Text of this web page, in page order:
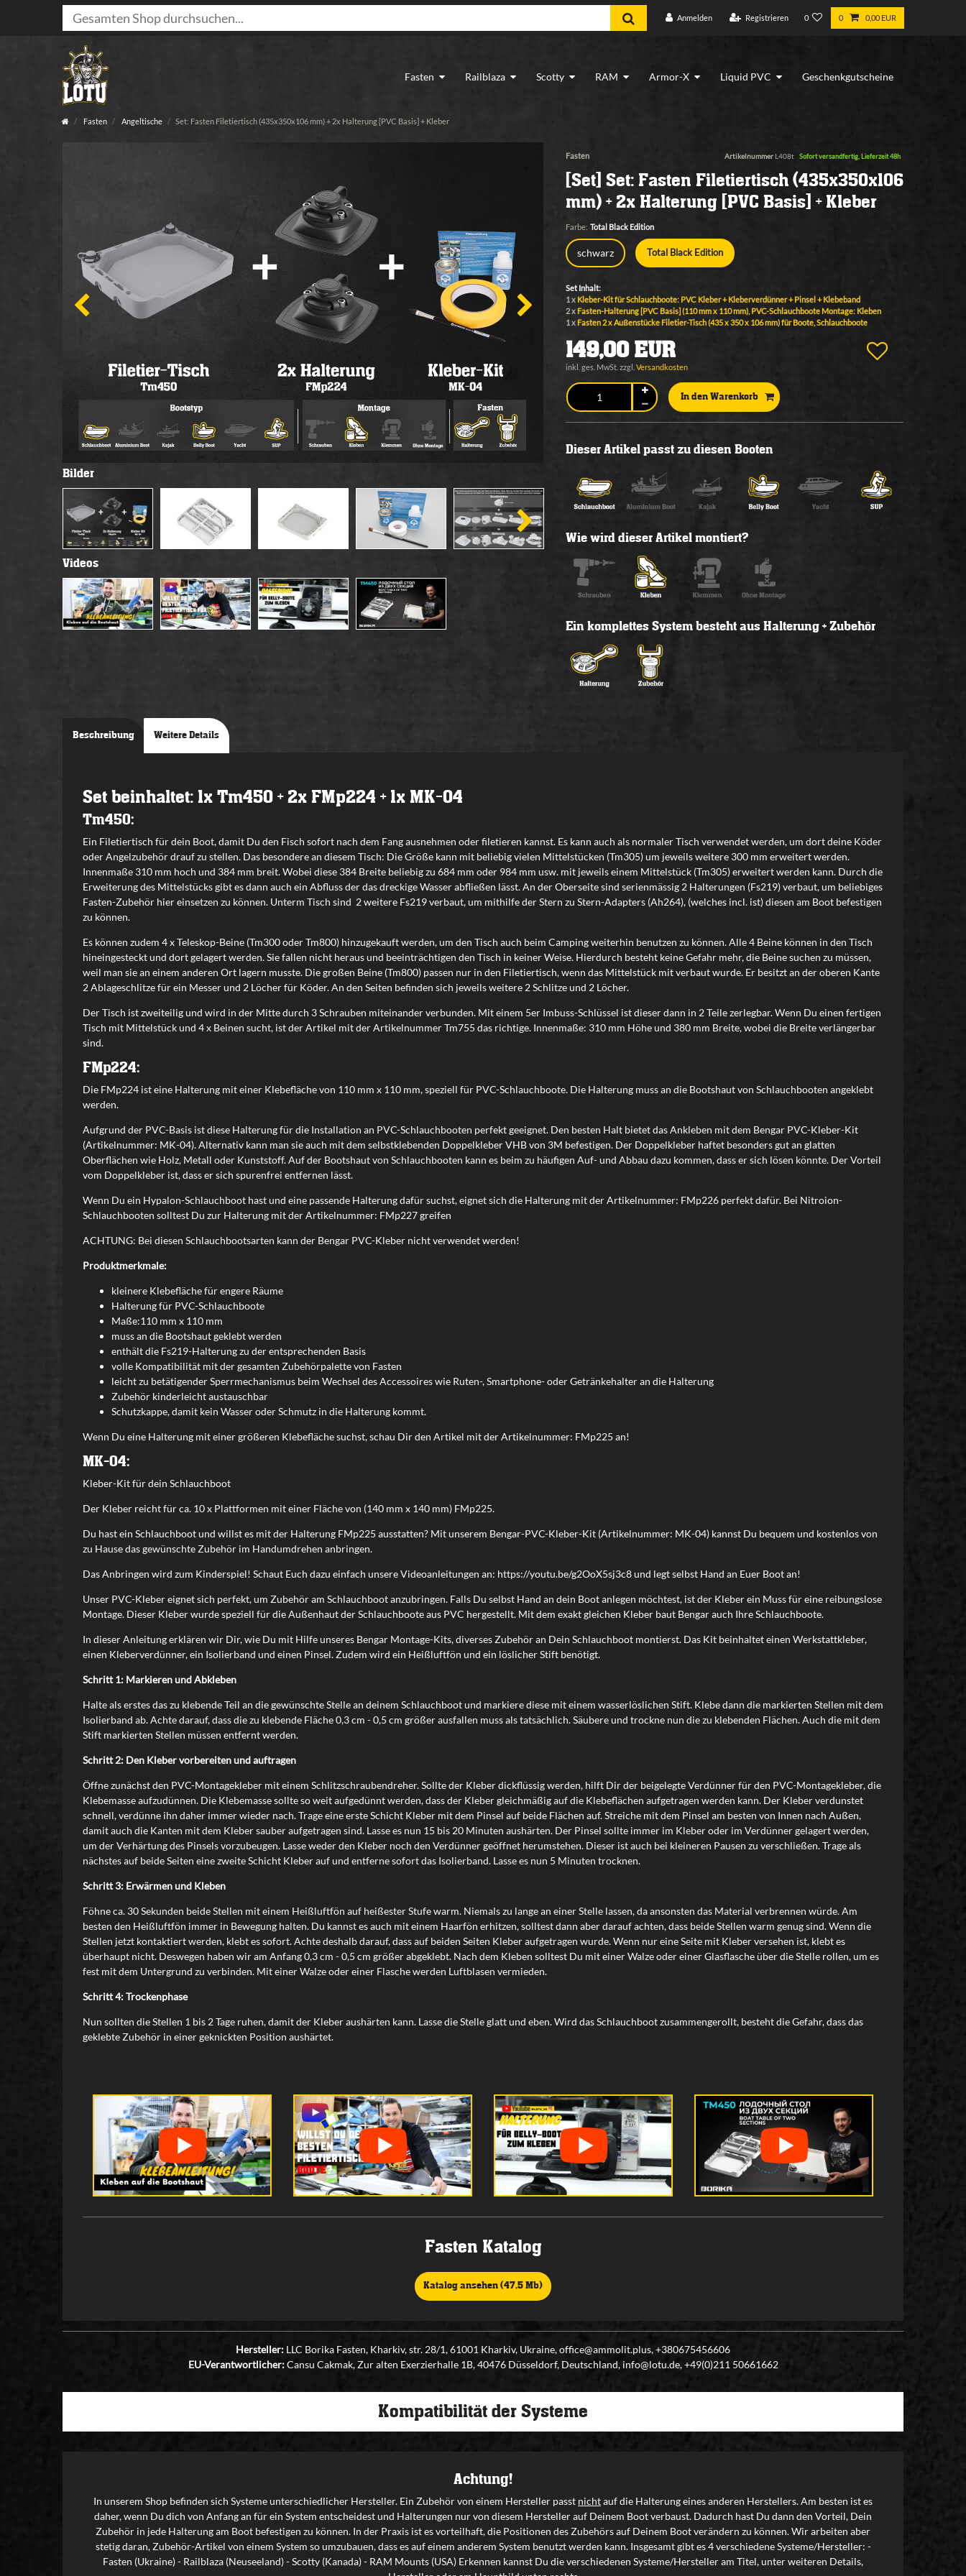
Anmelden Registrieren 0 0 0,00 EUR
Fasten Railblaza Scotty RAM Armor-X Liquid PVC Geschenkgutscheine
Fasten Angeltische Set: Fasten Filetiertisch (435x350x106 mm) + 2x Halterung [PVC Basis] + Kleber
Bilder
Videos
Fasten Artikelnummer L408t Sofort versandfertig, Lieferzeit 48h
[Set] Set: Fasten Filetiertisch (435x350x106
mm) + 2x Halterung [PVC Basis] + Kleber
Farbe: Total Black Edition
schwarz Total Black Edition
Set Inhalt:
1 x Kleber-Kit für Schlauchboote: PVC Kleber + Kleberverdünner + Pinsel + Klebeband
2 x Fasten-Halterung [PVC Basis] (110 mm x 110 mm), PVC-Schlauchboote Montage: Kleben
1 x Fasten 2 x Außenstücke Filetier-Tisch (435 x 350 x 106 mm) für Boote, Schlauchboote
149,00 EUR
inkl. ges. MwSt. zzgl. Versandkosten
In den Warenkorb
Dieser Artikel passt zu diesen Booten
Wie wird dieser Artikel montiert?
Ein komplettes System besteht aus Halterung + Zubehör
Beschreibung Weitere Details
Set beinhaltet: 1x Tm450 + 2x FMp224 + 1x MK-04
Tm450:
Ein Filetiertisch für dein Boot, damit Du den Fisch sofort nach dem Fang ausnehmen oder filetieren kannst. Es kann auch als normaler Tisch verwendet werden, um dort deine Köder
oder Angelzubehör drauf zu stellen. Das besondere an diesem Tisch: Die Größe kann mit beliebig vielen Mittelstücken (Tm305) um jeweils weitere 300 mm erweitert werden.
Innenmaße 310 mm hoch und 384 mm breit. Wobei diese 384 Breite beliebig zu 684 mm oder 984 mm usw. mit jeweils einem Mittelstück (Tm305) erweitert werden kann. Durch die
Erweiterung des Mittelstücks gibt es dann auch ein Abfluss der das dreckige Wasser abfließen lässt. An der Oberseite sind serienmässig 2 Halterungen (Fs219) verbaut, um beliebiges
Fasten-Zubehör hier einsetzen zu können. Unterm Tisch sind 2 weitere Fs219 verbaut, um mithilfe der Stern zu Stern-Adapters (Ah264), (welches incl. ist) diesen am Boot befestigen
zu können.
Es können zudem 4 x Teleskop-Beine (Tm300 oder Tm800) hinzugekauft werden, um den Tisch auch beim Camping weiterhin benutzen zu können. Alle 4 Beine können in den Tisch
hineingesteckt und dort gelagert werden. Sie fallen nicht heraus und beeinträchtigen den Tisch in keiner Weise. Hierdurch besteht keine Gefahr mehr, die Beine suchen zu müssen,
weil man sie an einem anderen Ort lagern musste. Die großen Beine (Tm800) passen nur in den Filetiertisch, wenn das Mittelstück mit verbaut wurde. Er besitzt an der oberen Kante
2 Ablageschlitze für ein Messer und 2 Löcher für Köder. An den Seiten befinden sich jeweils weitere 2 Schlitze und 2 Löcher.
Der Tisch ist zweiteilig und wird in der Mitte durch 3 Schrauben miteinander verbunden. Mit einem 5er Imbuss-Schlüssel ist dieser dann in 2 Teile zerlegbar. Wenn Du einen fertigen
Tisch mit Mittelstück und 4 x Beinen sucht, ist der Artikel mit der Artikelnummer Tm755 das richtige. Innenmaße: 310 mm Höhe und 380 mm Breite, wobei die Breite verlängerbar
sind.
FMp224:
Die FMp224 ist eine Halterung mit einer Klebefläche von 110 mm x 110 mm, speziell für PVC-Schlauchboote. Die Halterung muss an die Bootshaut von Schlauchbooten angeklebt
werden.
Aufgrund der PVC-Basis ist diese Halterung für die Installation an PVC-Schlauchbooten perfekt geeignet. Den besten Halt bietet das Ankleben mit dem Bengar PVC-Kleber-Kit
(Artikelnummer: MK-04). Alternativ kann man sie auch mit dem selbstklebenden Doppelkleber VHB von 3M befestigen. Der Doppelkleber haftet besonders gut an glatten
Oberflächen wie Holz, Metall oder Kunststoff. Auf der Bootshaut von Schlauchbooten kann es beim zu häufigen Auf- und Abbau dazu kommen, dass er sich lösen könnte. Der Vorteil
vom Doppelkleber ist, dass er sich spurenfrei entfernen lässt.
Wenn Du ein Hypalon-Schlauchboot hast und eine passende Halterung dafür suchst, eignet sich die Halterung mit der Artikelnummer: FMp226 perfekt dafür. Bei Nitroion-
Schlauchbooten solltest Du zur Halterung mit der Artikelnummer: FMp227 greifen
ACHTUNG: Bei diesen Schlauchbootsarten kann der Bengar PVC-Kleber nicht verwendet werden!
Produktmerkmale:
kleinere Klebefläche für engere Räume
Halterung für PVC-Schlauchboote
Maße:110 mm x 110 mm
muss an die Bootshaut geklebt werden
enthält die Fs219-Halterung zu der entsprechenden Basis
volle Kompatibilität mit der gesamten Zubehörpalette von Fasten
leicht zu betätigender Sperrmechanismus beim Wechsel des Accessoires wie Ruten-, Smartphone- oder Getränkehalter an die Halterung
Zubehör kinderleicht austauschbar
Schutzkappe, damit kein Wasser oder Schmutz in die Halterung kommt.
Wenn Du eine Halterung mit einer größeren Klebefläche suchst, schau Dir den Artikel mit der Artikelnummer: FMp225 an!
MK-04:
Kleber-Kit für dein Schlauchboot
Der Kleber reicht für ca. 10 x Plattformen mit einer Fläche von (140 mm x 140 mm) FMp225.
Du hast ein Schlauchboot und willst es mit der Halterung FMp225 ausstatten? Mit unserem Bengar-PVC-Kleber-Kit (Artikelnummer: MK-04) kannst Du bequem und kostenlos von
zu Hause das gewünschte Zubehör im Handumdrehen anbringen.
Das Anbringen wird zum Kinderspiel! Schaut Euch dazu einfach unsere Videoanleitungen an: https://youtu.be/g2OoX5sj3c8und legt selbst Hand an Euer Boot an!
Unser PVC-Kleber eignet sich perfekt, um Zubehör am Schlauchboot anzubringen. Falls Du selbst Hand an dein Boot anlegen möchtest, ist der Kleber ein Muss für eine reibungslose
Montage. Dieser Kleber wurde speziell für die Außenhaut der Schlauchboote aus PVC hergestellt. Mit dem exakt gleichen Kleber baut Bengar auch Ihre Schlauchboote.
In dieser Anleitung erklären wir Dir, wie Du mit Hilfe unseres Bengar Montage-Kits, diverses Zubehör an Dein Schlauchboot montierst. Das Kit beinhaltet einen Werkstattkleber,
einen Kleberverdünner, ein Isolierband und einen Pinsel. Zudem wird ein Heißluftfön und ein löslicher Stift benötigt.
Schritt 1: Markieren und Abkleben
Halte als erstes das zu klebende Teil an die gewünschte Stelle an deinem Schlauchboot und markiere diese mit einem wasserlöslichen Stift. Klebe dann die markierten Stellen mit dem
Isolierband ab. Achte darauf, dass die zu klebende Fläche 0,3 cm - 0,5 cm größer ausfallen muss als tatsächlich. Säubere und trockne nun die zu klebenden Flächen. Auch die mit dem
Stift markierten Stellen müssen entfernt werden.
Schritt 2: Den Kleber vorbereiten und auftragen
Öffne zunächst den PVC-Montagekleber mit einem Schlitzschraubendreher. Sollte der Kleber dickflüssig werden, hilft Dir der beigelegte Verdünner für den PVC-Montagekleber, die
Klebemasse aufzudünnen. Die Klebemasse sollte so weit aufgedünnt werden, dass der Kleber gleichmäßig auf die Klebeflächen aufgetragen werden kann. Der Kleber verdunstet
schnell, verdünne ihn daher immer wieder nach. Trage eine erste Schicht Kleber mit dem Pinsel auf beide Flächen auf. Streiche mit dem Pinsel am besten von Innen nach Außen,
damit auch die Kanten mit dem Kleber sauber aufgetragen sind. Lasse es nun 15 bis 20 Minuten aushärten. Der Pinsel sollte immer im Kleber oder im Verdünner gelagert werden,
um der Verhärtung des Pinsels vorzubeugen. Lasse weder den Kleber noch den Verdünner geöffnet herumstehen. Dieser ist auch bei kleineren Pausen zu verschließen. Trage als
nächstes auf beide Seiten eine zweite Schicht Kleber auf und entferne sofort das Isolierband. Lasse es nun 5 Minuten trocknen.
Schritt 3: Erwärmen und Kleben
Föhne ca. 30 Sekunden beide Stellen mit einem Heißluftfön auf heißester Stufe warm. Niemals zu lange an einer Stelle lassen, da ansonsten das Material verbrennen würde. Am
besten den Heißluftfön immer in Bewegung halten. Du kannst es auch mit einem Haarfön erhitzen, solltest dann aber darauf achten, dass beide Stellen warm genug sind. Wenn die
Stellen jetzt kontaktiert werden, klebt es sofort. Achte deshalb darauf, dass auf beiden Seiten Kleber aufgetragen wurde. Wenn nur eine Seite mit Kleber versehen ist, klebt es
überhaupt nicht. Deswegen haben wir am Anfang 0,3 cm - 0,5 cm größer abgeklebt. Nach dem Kleben solltest Du mit einer Walze oder einer Glasflasche über die Stelle rollen, um es
fest mit dem Untergrund zu verbinden. Mit einer Walze oder einer Flasche werden Luftblasen vermieden.
Schritt 4: Trockenphase
Nun sollten die Stellen 1 bis 2 Tage ruhen, damit der Kleber aushärten kann. Lasse die Stelle glatt und eben. Wird das Schlauchboot zusammengerollt, besteht die Gefahr, dass das
geklebte Zubehör in einer geknickten Position aushärtet.
Fasten Katalog
Katalog ansehen (47,5 Mb)
Hersteller: LLC Borika Fasten, Kharkiv, str. 28/1, 61001 Kharkiv, Ukraine, office@ammolit.plus, +380675456606
EU-Verantwortlicher:Cansu Cakmak, Zur alten Exerzierhalle 1B, 40476 Düsseldorf, Deutschland, info@lotu.de, +49(0)211 50661662
Kompatibilität der Systeme
Achtung!
In unserem Shop befinden sich Systeme unterschiedlicher Hersteller. Ein Zubehör von einem Hersteller passt nichtauf die Halterung eines anderen Herstellers. Am besten ist es
daher, wenn Du dich von Anfang an für ein System entscheidest und Halterungen nur von diesem Hersteller auf Deinem Boot verbaust. Dadurch hast Du dann den Vorteil, Dein
Zubehör in jede Halterung am Boot befestigen zu können. In der Praxis ist es vorteilhaft, die Positionen des Zubehörs auf Deinem Boot verändern zu können. Wir arbeiten aber
stetig daran, Zubehör-Artikel von einem System so umzubauen, dass es auf einem anderem System benutzt werden kann. Insgesamt gibt es 4 verschiedene Systeme/Hersteller: -
Fasten (Ukraine) - Railblaza (Neuseeland) - Scotty (Kanada) - RAM Mounts (USA) Erkennen kannst Du die verschiedenen Systeme/Hersteller am Titel, unter weiteren Details,